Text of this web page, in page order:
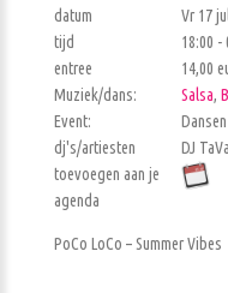
datum
Vr 17
tijd
18:00 -
entree
14,00
Muziek/dans:
Salsa,
Event:
Dansen
dj's/artiesten
DJ
toevoegen aan je
agenda
PoCo LoCo – Summer Vibes